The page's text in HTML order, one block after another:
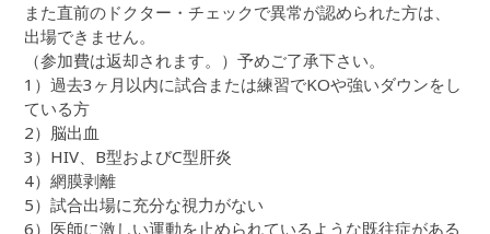
また直前のドクター・チェックで異常が認められた方は、
出場できません。
（参加費は返却されます。）予めご了承下さい。
1）過去3ヶ月以内に試合または練習でKOや強いダウンをし
ている方
2）脳出血
3）HIV、B型およびC型肝炎
4）網膜剥離
5）試合出場に充分な視力がない
6）医師に激しい運動を止められているような既往症がある